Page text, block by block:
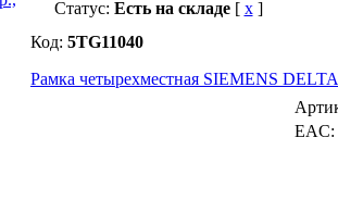
Статус: Есть на складе[ x]
Код: 5TG11040
Рамка четырехместная SIEMENS
EAC: